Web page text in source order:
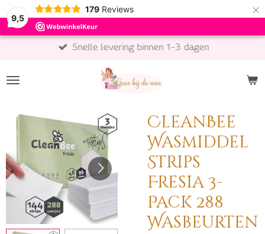
9,5
179 Reviews ×
Snelle levering binnen 1-3 dagen
CleanBee
Wasmiddel
Strips
Fresia 3-
Pack 288
Wasbeurten